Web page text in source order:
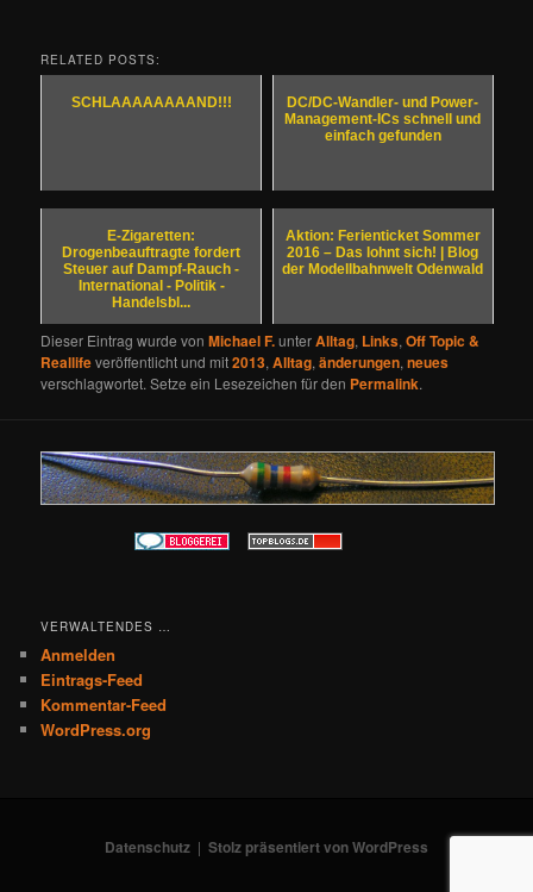
RELATED POSTS:
SCHLAAAAAAAAND!!!
DC/DC-Wandler- und Power-
Management-ICs schnell und
einfach gefunden
E-Zigaretten:
Drogenbeauftragte fordert
Steuer auf Dampf-Rauch -
International - Politik -
Handelsbl...
Aktion: Ferienticket Sommer
2016 – Das lohnt sich! | Blog
der Modellbahnwelt Odenwald
Dieser Eintrag wurde vonMichael F.unterAlltag, Links,Off Topic &
Reallifeveröffentlicht und mit2013,Alltag,änderungen,neues
verschlagwortet. Setze ein Lesezeichen für den Permalink.
VERWALTENDES …
Anmelden
Eintrags-Feed
Kommentar-Feed
WordPress.org
Datenschutz Stolz präsentiert von WordPress